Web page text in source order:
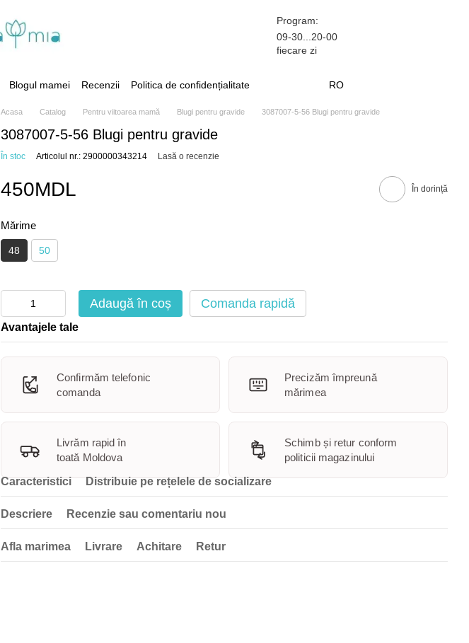
Program:
09-30...20-00
fiecare zi
Blogul mamei Recenzii Politica de confidențialitate RO
Acasa Catalog Pentru viitoarea mamă Blugi pentru gravide 3087007-5-56 Blugi pentru gravide
3087007-5-56 Blugi pentru gravide
În stoc Articolul nr.: 2900000343214 Lasă o recenzie
450MDL În dorință
Mărime
48 50
Adaugă în coș Comanda rapidă
Avantajele tale
Confirmăm telefonic
comanda
Precizăm împreună
mărimea
Livrăm rapid în
toată Moldova
Schimb și retur conform
politicii magazinului
Caracteristici
Distribuie pe rețelele de socializare
Descriere Recenzie sau comentariu nou
Afla marimea Livrare Achitare Retur